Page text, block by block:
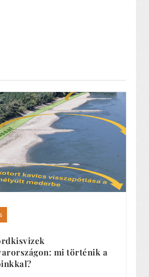
mi történik a